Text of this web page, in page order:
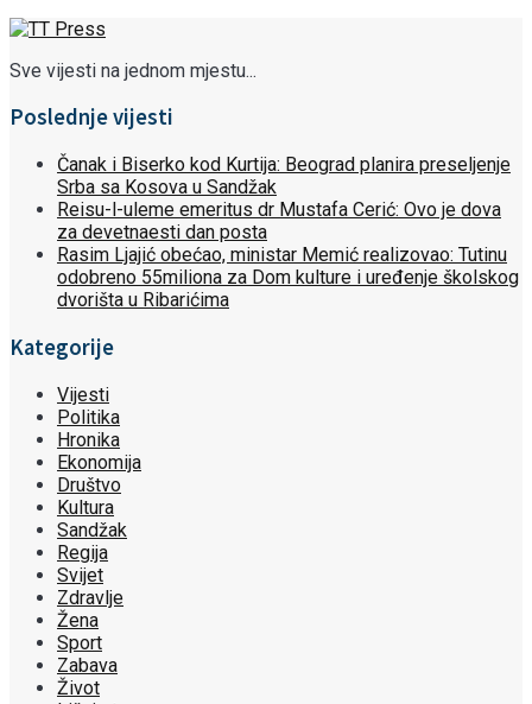
Sve vijesti na jednom mjestu...
Poslednje vijesti
Čanak i Biserko kod Kurtija: Beograd planira preseljenje
Srba sa Kosova u Sandžak
Reisu-l-uleme emeritus dr Mustafa Cerić: Ovo je dova
za devetnaesti dan posta
Rasim Ljajić obećao, ministar Memić realizovao: Tutinu
odobreno 55miliona za Dom kulture i uređenje školskog
dvorišta u Ribarićima
Kategorije
Vijesti
Politika
Hronika
Ekonomija
Društvo
Kultura
Sandžak
Regija
Svijet
Zdravlje
Žena
Sport
Zabava
Život